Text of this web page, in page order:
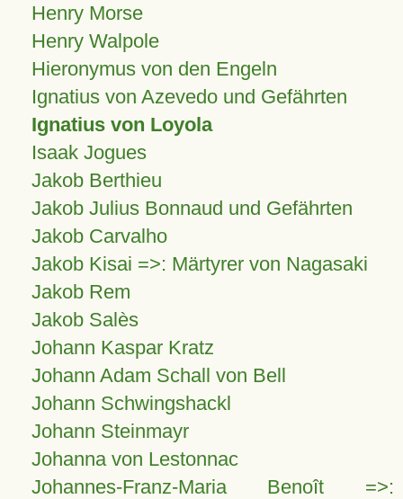
Henry Morse
Henry Walpole
Hieronymus von den Engeln
Ignatius von Azevedo und Gefährten
Ignatius von Loyola
Isaak Jogues
Jakob Berthieu
Jakob Julius Bonnaud und Gefährten
Jakob Carvalho
Jakob Kisai =>: Märtyrer von Nagasaki
Jakob Rem
Jakob Salès
Johann Kaspar Kratz
Johann Adam Schall von Bell
Johann Schwingshackl
Johann Steinmayr
Johanna von Lestonnac
Johannes-Franz-Maria Benoît =>: